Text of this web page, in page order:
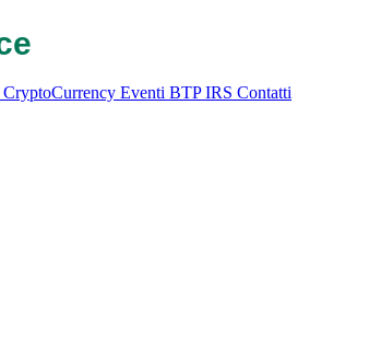
CryptoCurrency Eventi BTPIRS Contatti